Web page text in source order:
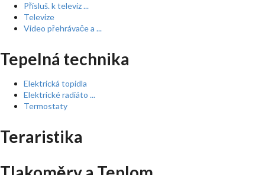
Přísluš. k televiz ...
Televize
Video přehrávače a ...
Tepelná technika
Elektrická topidla
Elektrické radiáto ...
Termostaty
Teraristika